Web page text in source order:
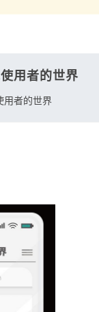
用者的世界
用者的世界